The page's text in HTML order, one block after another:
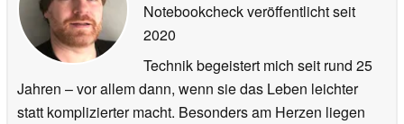
Notebookcheck veröffentlichtseit
2020
Technik begeistert mich seit rund 25
Jahren – vor allem dann, wenn sie das Leben leichter
statt komplizierter macht. Besonders am Herzen liegen